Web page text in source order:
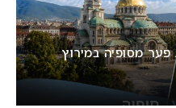
פער מסופיה במירוץ